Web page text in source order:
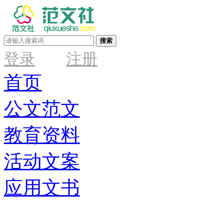
搜索
登录 注册
首页
公文范文
教育资料
活动文案
应用文书